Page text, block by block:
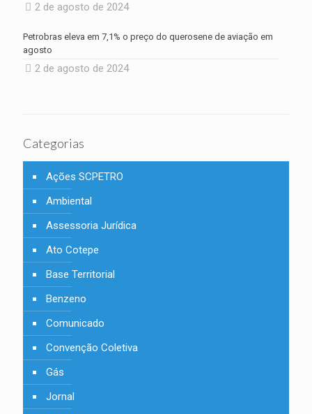
2 de agosto de 2024
Petrobras eleva em 7,1% o preço do querosene de aviação em
agosto
2 de agosto de 2024
Categorias
Ações SCPETRO
Ambiental
Assessoria Jurídica
Ato Cotepe
Base Territorial
Benzeno
Comunicado
Convenção Coletiva
Gás
Jornal